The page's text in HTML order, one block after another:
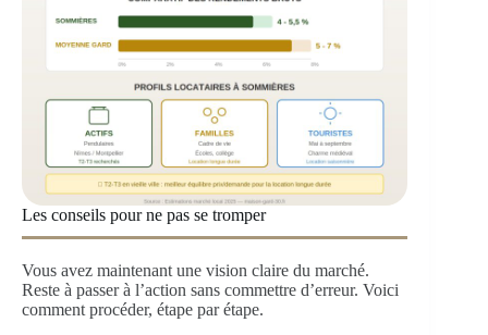
Les conseils pour ne pas se tromper
Vous avez maintenant une vision claire du marché.
Reste à passer à l’action sans commettre d’erreur. Voici
comment procéder, étape par étape.